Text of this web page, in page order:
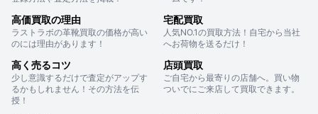
高価買取の理由
ラストラボの革靴買取の価格が高い
のには理由があります！
宅配買取
人気NO.1の買取方法！自宅から当社
へお荷物を送るだけ！
高く売るコツ
少し意識するだけで査定がアップす
るかもしれません！その方法を伝
授！
店頭買取
ご自宅から最寄りの店舗へ。買い物
ついでにご来店して買取できます。